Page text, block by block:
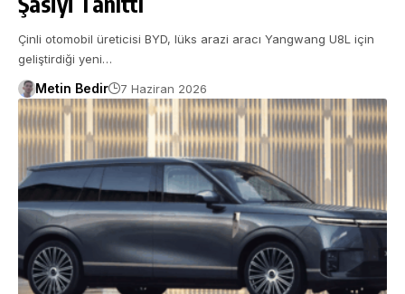
Çinli otomobil üreticisi BYD, lüks arazi aracı Yangwang U8L için
geliştirdiği yeni…
Metin Bedir 7 Haziran 2026